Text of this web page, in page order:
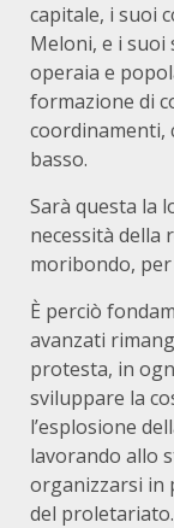
capitale, i suoi
Meloni, e i suoi
operaia e
formazione di
coordinamenti,
basso.
Sarà questa la
necessità della
moribondo,
È perciò
avanzati
protesta, in
sviluppare la
l’esplosione
lavorando allo
organizzarsi in
del proletariato.